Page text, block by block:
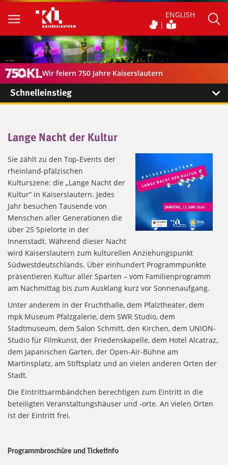
ENGLISH
Wir feiern 750 Jahre Kaiserslautern
Schnelleinstieg
Lange Nacht der Kultur
Sie zählt zu den Top-Events der
rheinland-pfälzischen
Kulturszene: die „Lange Nacht der
Kultur“ in Kaiserslautern. Jedes
Jahr besuchen Tausende von
Menschen aller Generationen die
über 25 Spielorte in der
Innenstadt. Während dieser Nacht
wird Kaiserslautern zum kulturellen Anziehungspunkt
Südwestdeutschlands. Über einhundert Programmpunkte
präsentieren Kultur aller Sparten – vom Familienprogramm
am Nachmittag bis zum Ausklang kurz vor Sonnenaufgang.
Unter anderem in der Fruchthalle, dem Pfalztheater, dem
mpk Museum Pfalzgalerie, dem SWR Studio, dem
Stadtmuseum, dem Salon Schmitt, den Kirchen, dem UNION-
Studio für Filmkunst, der Friedenskapelle, dem Hotel Alcatraz,
dem Japanischen Garten, der Open-Air-Bühne am
Martinsplatz, am Stiftsplatz und an vielen anderen Orten der
Stadt.
Die Eintrittsarmbändchen berechtigen zum Eintritt in die
beteiligten Veranstaltungshäuser und -orte. An vielen Orten
ist der Eintritt frei.
Programmbroschüre und Ticketinfo